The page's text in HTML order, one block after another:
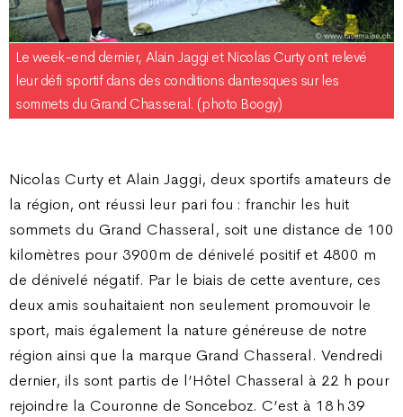
Le week-end dernier, Alain Jaggi et Nicolas Curty ont relevé
leur défi sportif dans des conditions dantesques sur les
sommets du Grand Chasseral. (photo Boogy)
Nicolas Curty et Alain Jaggi, deux sportifs amateurs de
la région, ont réussi leur pari fou : franchir les huit
sommets du Grand Chasseral, soit une distance de 100
kilomètres pour 3900m de dénivelé positif et 4800 m
de dénivelé négatif. Par le biais de cette aventure, ces
deux amis souhaitaient non seulement promouvoir le
sport, mais également la nature généreuse de notre
région ainsi que la marque Grand Chasseral. Vendredi
dernier, ils sont partis de l’Hôtel Chasseral à 22 h pour
rejoindre la Couronne de Sonceboz. C’est à 18 h 39